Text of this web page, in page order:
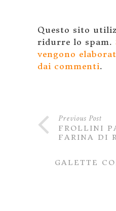
Questo sito
ridurre lo spam.
vengono
dai commenti.
Previous Post
FROLLINI
FARINA DI
GALETTE